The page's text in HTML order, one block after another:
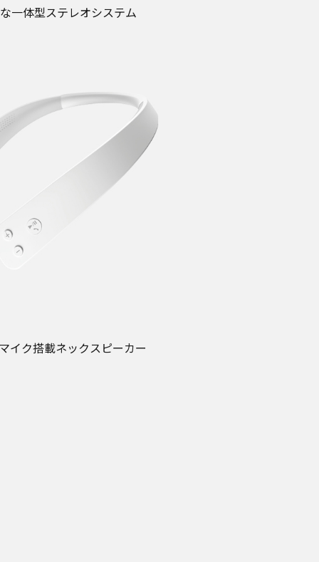
一体型ステレオシステム
イク搭載ネックスピーカー